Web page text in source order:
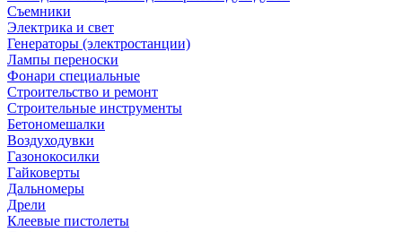
Съемники
Электрика и свет
Генераторы (электростанции)
Лампы переноски
Фонари специальные
Строительство и ремонт
Строительные инструменты
Бетономешалки
Воздуходувки
Газонокосилки
Гайковерты
Дальномеры
Дрели
Клеевые пистолеты